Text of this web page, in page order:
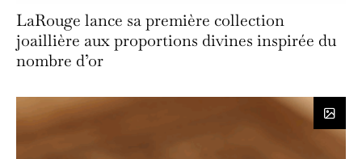
LaRouge lance sa première collection
joaillière aux proportions divines inspirée du
nombre d’or